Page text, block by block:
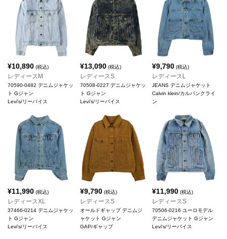
¥10,890 (税込)
レディースM
70590-0482 デニムジャケッ
ト Gジャン
Levi's/リーバイス
¥13,090(税込)
レディースS
70508-0227 デニムジャケッ
ト Gジャン
Levi's/リーバイス
¥9,790 (税込)
レディースL
JEANS デニムジャケット
Calvin klein/カルバンクライ
ン
¥11,990 (税込)
レディースXL
37466-0214 デニムジャケッ
ト Gジャン
Levi's/リーバイス
¥9,790(税込)
レディースS
オールドギャップ デニムジ
ャケット Gジャン
GAP/ギャップ
¥11,990 (税込)
レディースS
70506-0216 ユーロモデル
デニムジャケット Gジャン
Levi's/リーバイス